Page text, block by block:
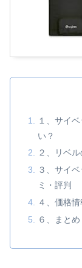
１、サイ
い？
２、リベ
３、サイ
ミ・評判
４、価格情
６、まとめ